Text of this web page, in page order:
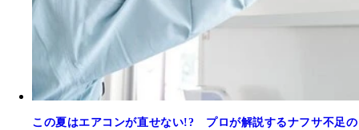
この夏はエアコンが直せない!? プロが解説するナフサ不足の